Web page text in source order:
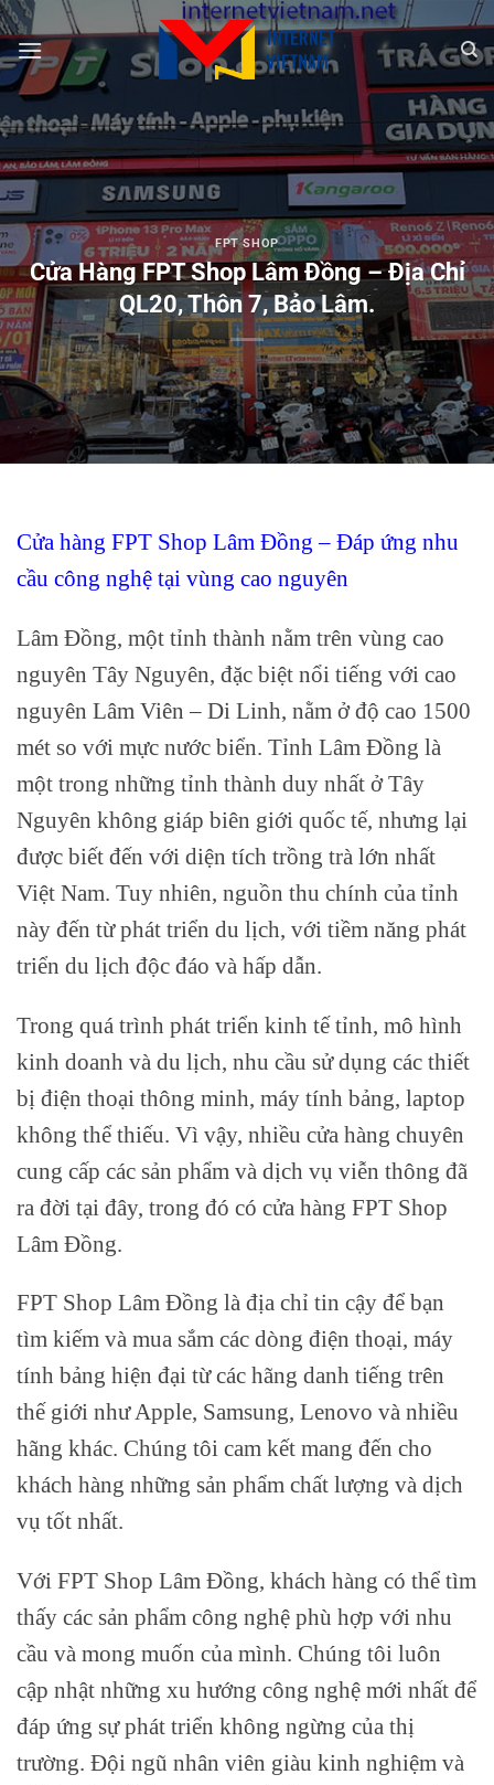
Chuyển
đến
nội
dung
FPT SHOP
Cửa Hàng FPT Shop Lâm Đồng – Địa Chỉ
QL20, Thôn 7, Bảo Lâm.
Cửa hàng FPT Shop Lâm Đồng – Đáp ứng nhu
cầu công nghệ tại vùng cao nguyên
Lâm Đồng, một tỉnh thành nằm trên vùng cao
nguyên Tây Nguyên, đặc biệt nổi tiếng với cao
nguyên Lâm Viên – Di Linh, nằm ở độ cao 1500
mét so với mực nước biển. Tỉnh Lâm Đồng là
một trong những tỉnh thành duy nhất ở Tây
Nguyên không giáp biên giới quốc tế, nhưng lại
được biết đến với diện tích trồng trà lớn nhất
Việt Nam. Tuy nhiên, nguồn thu chính của tỉnh
này đến từ phát triển du lịch, với tiềm năng phát
triển du lịch độc đáo và hấp dẫn.
Trong quá trình phát triển kinh tế tỉnh, mô hình
kinh doanh và du lịch, nhu cầu sử dụng các thiết
bị điện thoại thông minh, máy tính bảng, laptop
không thể thiếu. Vì vậy, nhiều cửa hàng chuyên
cung cấp các sản phẩm và dịch vụ viễn thông đã
ra đời tại đây, trong đó có cửa hàng FPT Shop
Lâm Đồng.
FPT Shop Lâm Đồng là địa chỉ tin cậy để bạn
tìm kiếm và mua sắm các dòng điện thoại, máy
tính bảng hiện đại từ các hãng danh tiếng trên
thế giới như Apple, Samsung, Lenovo và nhiều
hãng khác. Chúng tôi cam kết mang đến cho
khách hàng những sản phẩm chất lượng và dịch
vụ tốt nhất.
Với FPT Shop Lâm Đồng, khách hàng có thể tìm
thấy các sản phẩm công nghệ phù hợp với nhu
cầu và mong muốn của mình. Chúng tôi luôn
cập nhật những xu hướng công nghệ mới nhất để
đáp ứng sự phát triển không ngừng của thị
trường. Đội ngũ nhân viên giàu kinh nghiệm và